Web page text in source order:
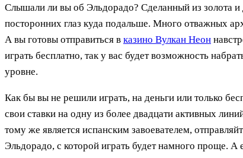
Слышали ли вы об Эльдорадо? Сделанный из золота
посторонних глаз куда подальше. Много отважных
А вы готовы отправиться в казино Вулкан Неон
играть бесплатно, так у вас будет возможность
уровне.
Как бы вы не решили играть, на деньги или только
свои ставки на одну из более двадцати активных
тому же является испанским завоевателем,
Эльдорадо, с которой играть будет намного проще. А